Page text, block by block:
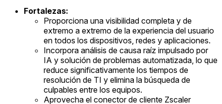
Fortalezas:
Proporciona una visibilidad completa y de
extremo a extremo de la experiencia del usuario
en todos los dispositivos, redes y aplicaciones.
Incorpora análisis de causa raíz impulsado por
IA y solución de problemas automatizada, lo que
reduce significativamente los tiempos de
resolución de TI y elimina la búsqueda de
culpables entre los equipos.
Aprovecha el conector de cliente Zscaler